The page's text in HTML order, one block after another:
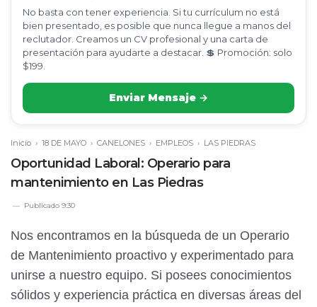
No basta con tener experiencia. Si tu currículum no está
bien presentado, es posible que nunca llegue a manos del
reclutador. Creamos un CV profesional y una carta de
presentación para ayudarte a destacar. 💲 Promoción: solo
$199.
Enviar Mensaje →
Inicio › 18 DE MAYO › CANELONES › EMPLEOS › LAS PIEDRAS
Oportunidad Laboral: Operario para
mantenimiento en Las Piedras
Publicado 9:30
Nos encontramos en la búsqueda de un Operario
de Mantenimiento proactivo y experimentado para
unirse a nuestro equipo. Si posees conocimientos
sólidos y experiencia práctica en diversas áreas del